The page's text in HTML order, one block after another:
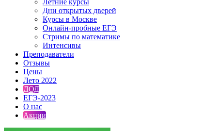
Дни открытых дверей
Курсы в Москве
Онлайн-пробные ЕГЭ
Стримы по математике
Интенсивы
Преподаватели
Отзывы
Цены
Лето 2022
ДОД
ЕГЭ-2023
О нас
Акции